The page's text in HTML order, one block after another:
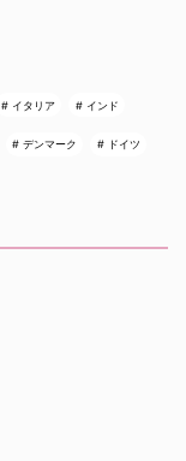
イタリア インド
デンマーク ドイツ